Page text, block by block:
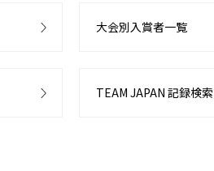
大会別入賞者一覧
TEAM JAPAN 記録検索